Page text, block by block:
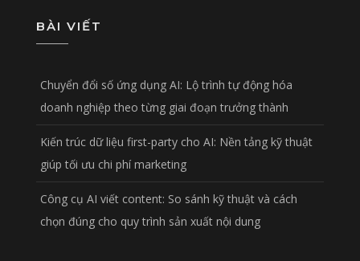
BÀI VIẾT
Chuyển đổi số ứng dụng AI: Lộ trình tự động hóa
doanh nghiệp theo từng giai đoạn trưởng thành
Kiến trúc dữ liệu first-party cho AI: Nền tảng kỹ thuật
giúp tối ưu chi phí marketing
Công cụ AI viết content: So sánh kỹ thuật và cách
chọn đúng cho quy trình sản xuất nội dung